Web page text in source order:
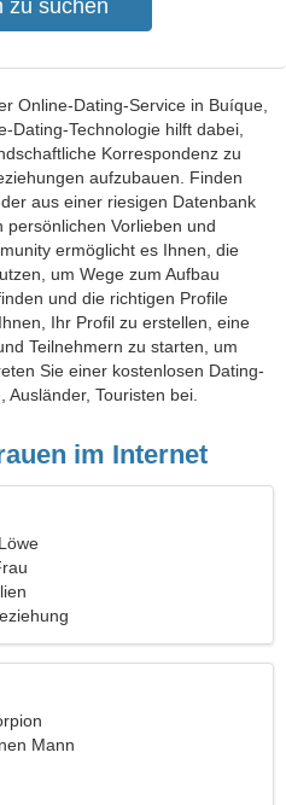
Online-Dating-Service in Buíque,
Dating-Technologie hilft dabei,
Korrespondenz zu
aufzubauen. Finden
aus einer riesigen Datenbank
Vorlieben und
ermöglicht es Ihnen, die
um Wege zum Aufbau
und die richtigen Profile
Ihr Profil zu erstellen, eine
Teilnehmern zu starten, um
Sie einer kostenlosen Dating-
Touristen bei.
im Internet
Mann